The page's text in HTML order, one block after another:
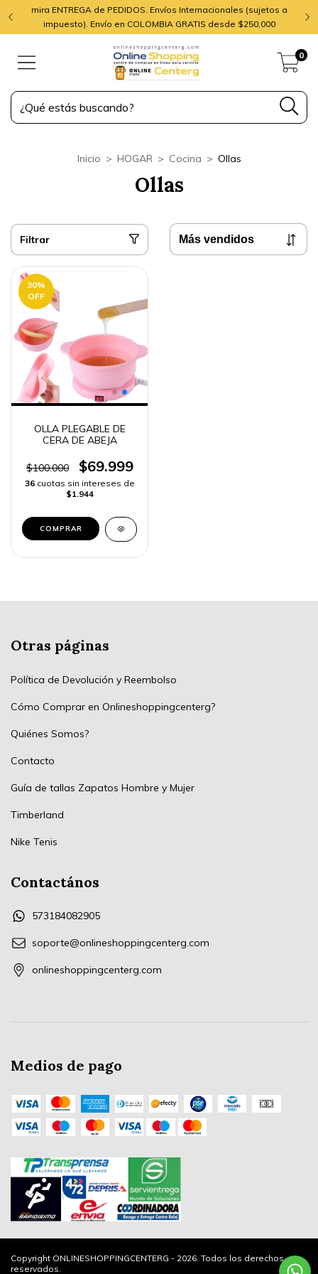
mira ENTREGA de PEDIDOS. Envíos Internacionales (sujetos a
impuesto). Envío en COLOMBIA GRATIS desde $250,000
0
Inicio > HOGAR > Cocina > Ollas
Ollas
Filtrar
30%
OFF
OLLA PLEGABLE DE
CERA DE ABEJA
$100.000 $69.999
36 cuotas sin intereses de
$1.944
COMPRAR
Otras páginas
Política de Devolución y Reembolso
Cómo Comprar en Onlineshoppingcenterg?
Quiénes Somos?
Contacto
Guía de tallas Zapatos Hombre y Mujer
Timberland
Nike Tenis
Contactános
573184082905
soporte@onlineshoppingcenterg.com
onlineshoppingcenterg.com
Medios de pago
Copyright ONLINESHOPPINGCENTERG - 2026. Todos los derechos
reservados.